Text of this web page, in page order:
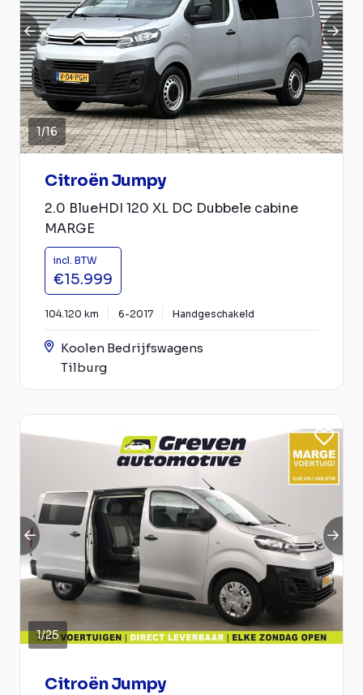
1/16
Citroën Jumpy
2.0 BlueHDI 120 XL DC Dubbele cabine
MARGE
incl. BTW
€15.999
104.120 km 6-2017 Handgeschakeld
Koolen Bedrijfswagens
Tilburg
1/25
Citroën Jumpy